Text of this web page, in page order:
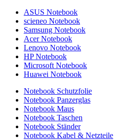
ASUS Notebook
scieneo Notebook
Samsung Notebook
Acer Notebook
Lenovo Notebook
HP Notebook
Microsoft Notebook
Huawei Notebook
Notebook Schutzfolie
Notebook Panzerglas
Notebook Maus
Notebook Taschen
Notebook Ständer
Notebook Kabel & Netzteile